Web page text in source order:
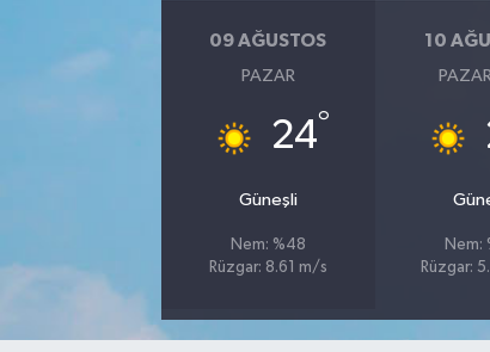
09 AĞUSTOS
PAZAR
24°
Güneşli
Nem: %48
Rüzgar: 8.61 m/s
10
Nem:
Rüzgar: